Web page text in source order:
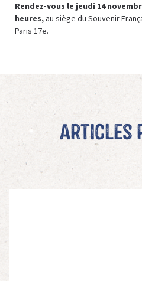
Rendez-vous le jeudi 14
heures,au siège du Souvenir
Paris 17e.
Articles